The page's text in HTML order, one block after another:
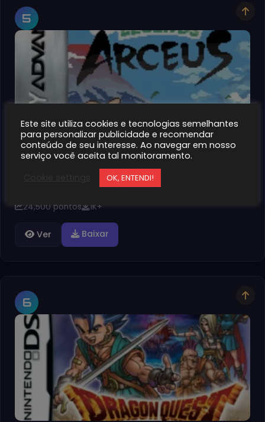
5
gba
Pokémon Legends Arceus GBA [PT-BR]
POKÉMON LEGENDS ARCEUS GBA PT-BR está na versão…
24,500 pontos 1K+
Ver Baixar
6
Este site utiliza cookies e tecnologias semelhantes
para personalizar publicidade e recomendar
conteúdo de seu interesse. Ao navegar em nosso
serviço você aceita tal monitoramento.
OK, ENTENDI!